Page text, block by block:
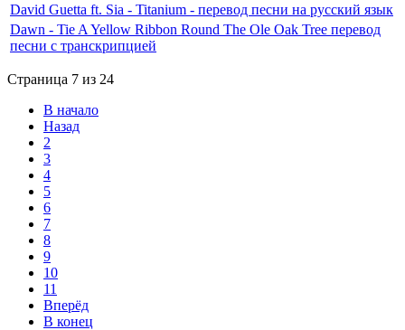
David Guetta ft. Sia - Titanium - перевод песни на русский язык
Dawn - Tie A Yellow Ribbon Round The Ole Oak Tree перевод
песни с транскрипцией
Страница 7 из 24
В начало
Назад
2
3
4
5
6
7
8
9
10
11
Вперёд
В конец